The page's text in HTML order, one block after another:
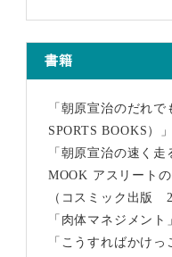
書籍
「朝原宣治のだれ
SPORTS BOOKS）
「朝原宣治の速く
MOOK アスリート
（コスミック出版
「肉体マネジメン
「こうすればかけ